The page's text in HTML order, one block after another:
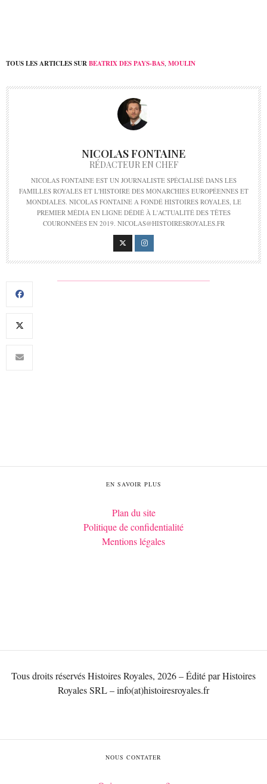
TOUS LES ARTICLES SURBEATRIX DES PAYS-BAS MOULIN
NICOLAS FONTAINE
RÉDACTEUR EN CHEF
NICOLAS FONTAINE EST UN JOURNALISTE SPÉCIALISÉ DANS LES
FAMILLES ROYALES ET L'HISTOIRE DES MONARCHIES EUROPÉENNES ET
MONDIALES. NICOLAS FONTAINE A FONDÉ HISTOIRES ROYALES, LE
PREMIER MÉDIA EN LIGNE DÉDIÉ À L'ACTUALITÉ DES TÊTES
COURONNÉES EN 2019. NICOLAS@HISTOIRESROYALES.FR
EN SAVOIR PLUS
Plan du site
Politique de confidentialité
Mentions légales
Tous droits réservés Histoires Royales, 2026 – Édité par Histoires
Royales SRL – info(at)histoiresroyales.fr
NOUS CONTATER